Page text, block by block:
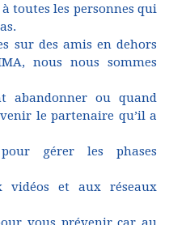
toutes les personnes qui
sur des amis en dehors
nous nous sommes
abandonner ou quand
le partenaire qu’il a
gérer les phases
vidéos et aux réseaux